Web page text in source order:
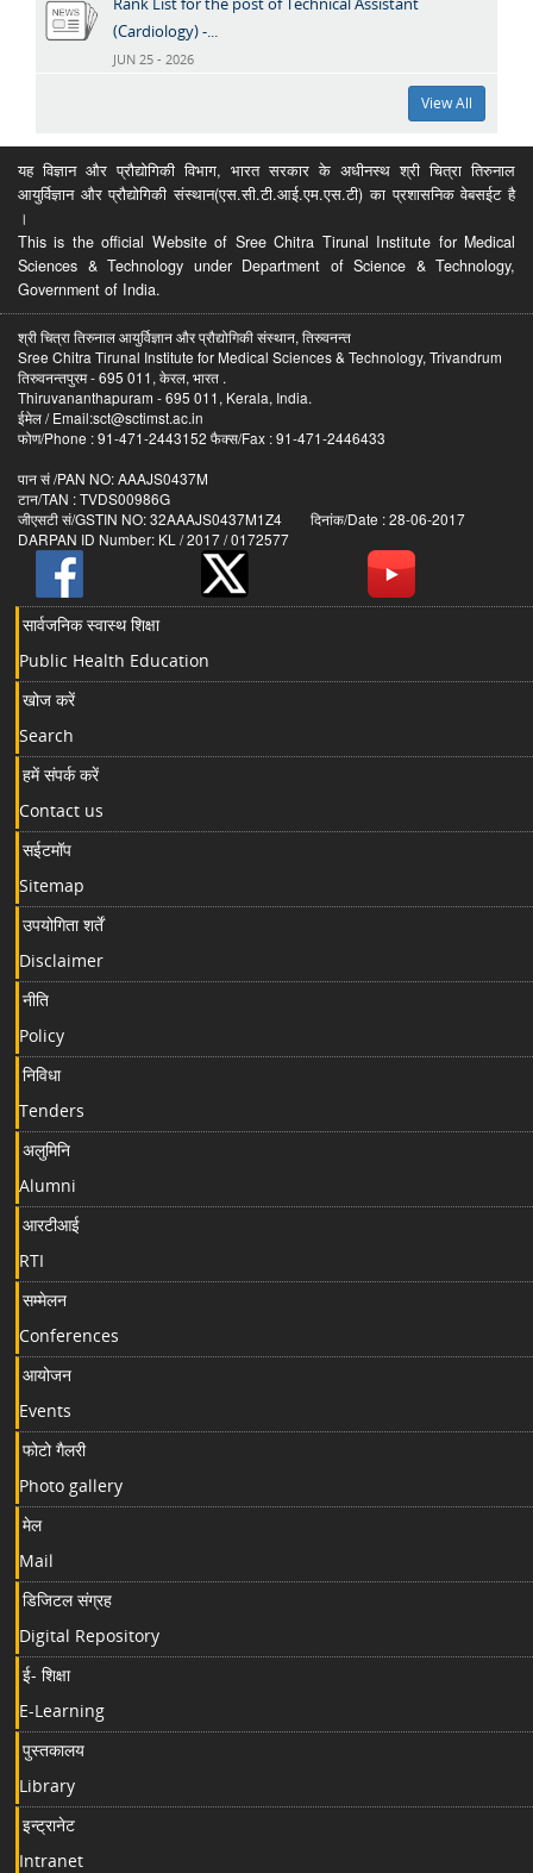
(Cardiology) -...
JUN 25 - 2026
View All
यह विज्ञान और प्रौद्योगिकी विभाग, भारत सरकार के अधीनस्थ श्री चित्रा तिरुनाल
आयुर्विज्ञान और प्रौद्योगिकी संस्थान(एस.सी.टी.आई.एम.एस.टी) का प्रशासनिक वेबसईट है
।
This is the official Website of Sree Chitra Tirunal Institute for Medical
Sciences & Technology under Department of Science & Technology,
Government of India.
श्री चित्रा तिरुनाल आयुर्विज्ञान और प्रौद्योगिकी संस्थान, तिरुवनन्त
Sree Chitra Tirunal Institute for Medical Sciences & Technology, Trivandrum
तिरुवनन्तपुरम - 695 011, केरल, भारत .
Thiruvananthapuram - 695 011, Kerala, India.
ईमेल / Email:sct@sctimst.ac.in
फोण/Phone : 91-471-2443152 फैक्स/Fax : 91-471-2446433
पान सं /PAN NO: AAAJS0437M
टान/TAN : TVDS00986G
जीएसटी सं/GSTIN NO: 32AAAJS0437M1Z4 दिनांक/Date : 28-06-2017
DARPAN ID Number: KL / 2017 / 0172577
सार्वजनिक स्वास्थ शिक्षा
Public Health Education
खोज करें
Search
हमें संपर्क करें
Contact us
सईटमॉप
Sitemap
उपयोगिता शर्तें
Disclaimer
नीति
Policy
निविधा
Tenders
अलुमिनि
Alumni
आरटीआई
RTI
सम्मेलन
Conferences
आयोजन
Events
फोटो गैलरी
Photo gallery
मेल
Mail
डिजिटल संग्रह
Digital Repository
ई- शिक्षा
E-Learning
पुस्तकालय
Library
इन्ट्रानेट
Intranet